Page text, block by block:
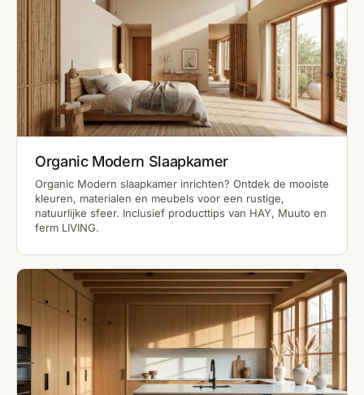
Organic Modern Slaapkamer
Organic Modern slaapkamer inrichten? Ontdek de mooiste
kleuren, materialen en meubels voor een rustige,
natuurlijke sfeer. Inclusief producttips van HAY, Muuto en
ferm LIVING.